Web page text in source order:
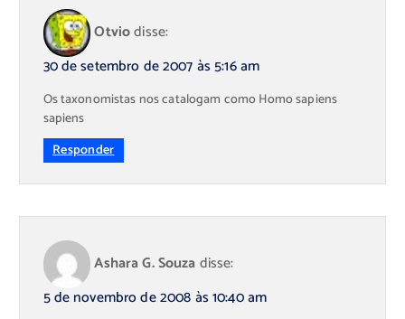
Otviodisse:
30 de setembro de 2007 às 5:16 am
Os taxonomistas nos catalogam como Homo sapiens
sapiens
Responder
Ashara G. Souza disse:
5 de novembro de 2008 às 10:40 am